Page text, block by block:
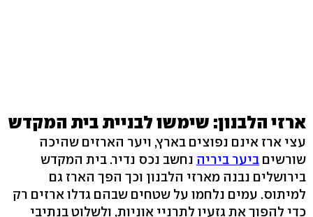
ארזי הלבנון: שימשו לבניית בית המקדש
עצי ארז אינם נפוצים בארץ, ויער הארזים שהיכה
שורשים ביער ביריה נחשב נכס נדיר. בית המקדש
בירושלים נבנה מארזי הלבנון וכך הפך הארז גם
למיתוס. עמים נלחמו על שטחים שבהם גדלו ארזים רק
כדי להפוך את גזעיו לתרניי אוניות, ולשלוט בנתיבי